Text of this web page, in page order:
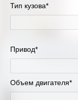
Тип кузова*
Привод*
Объем двигателя*